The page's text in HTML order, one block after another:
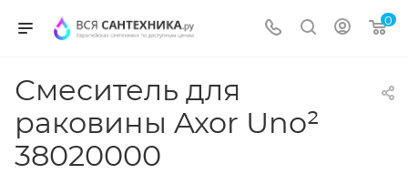
0
Смеситель для
раковины Axor Uno²
38020000